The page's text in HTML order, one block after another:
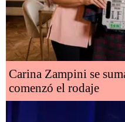
Carina Zampini se
comenzó el rodaje